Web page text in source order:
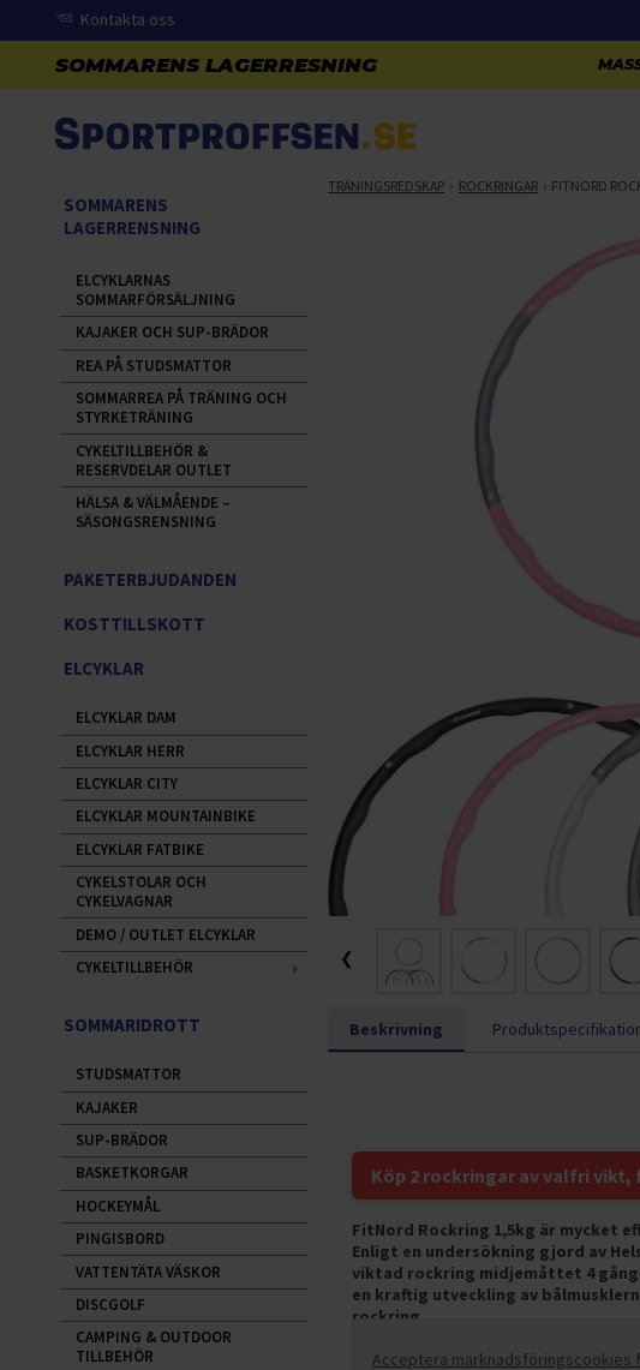
Kontakta oss
TRÄNINGSREDSKAP ROCKRINGAR FITNORD
❮
Beskrivning
Köp 2 rockringar av valfri vikt,
FitNord Rockring 1,5kg är mycket
Enligt en undersökning gjord av
viktad rockring midjemåttet 4
en kraftig utveckling av
rockring.
Acceptera marknadsföringscookies
SOMMARENS
LAGERRENSNING
ELCYKLARNAS
SOMMARFÖRSÄLJNING
KAJAKER OCH SUP-BRÄDOR
REA PÅ STUDSMATTOR
SOMMARREA PÅ TRÄNING OCH
STYRKETRÄNING
CYKELTILLBEHÖR &
RESERVDELAR OUTLET
HÄLSA & VÄLMÅENDE –
SÄSONGSRENSNING
PAKETERBJUDANDEN
KOSTTILLSKOTT
ELCYKLAR
ELCYKLAR DAM
ELCYKLAR HERR
ELCYKLAR CITY
ELCYKLAR MOUNTAINBIKE
ELCYKLAR FATBIKE
CYKELSTOLAR OCH
CYKELVAGNAR
DEMO / OUTLET ELCYKLAR
CYKELTILLBEHÖR
SOMMARIDROTT
STUDSMATTOR
KAJAKER
SUP-BRÄDOR
BASKETKORGAR
HOCKEYMÅL
PINGISBORD
VATTENTÄTA VÄSKOR
DISCGOLF
CAMPING & OUTDOOR
TILLBEHÖR